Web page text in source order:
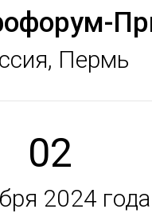
Пермь
02
2024 года